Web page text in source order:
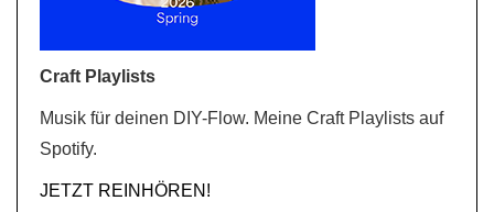
Craft Playlists
Musik für deinen DIY-Flow. Meine Craft Playlists auf
Spotify.
JETZT REINHÖREN!